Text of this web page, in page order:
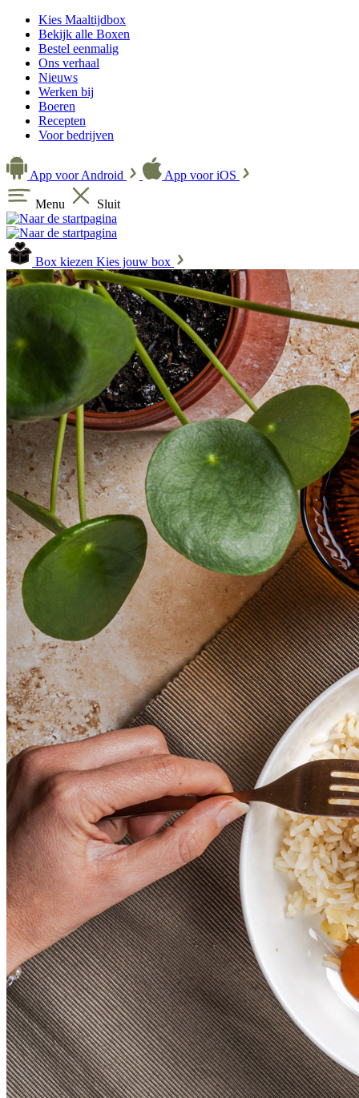
Kies Maaltijdbox
Bekijk alle Boxen
Bestel eenmalig
Ons verhaal
Nieuws
Werken bij
Boeren
Recepten
Voor bedrijven
App voor Android App voor iOS
Menu Sluit
Box kiezen Kies jouw box